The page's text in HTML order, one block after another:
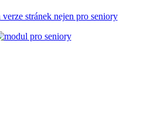
verze stránek nejen pro seniory